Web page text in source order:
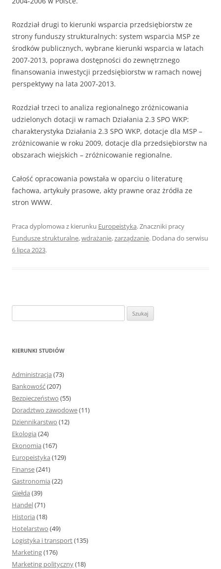
Rozdział drugi to kierunki wsparcia przedsiębiorstw ze
strony funduszy strukturalnych: system wsparcia MSP ze
środków publicznych, wybrane kierunki wsparcia w latach
2007-2013, poprawa dostępności do zewnętrznego
finansowania inwestycji przedsiębiorstw w ramach nowej
perspektywy na lata 2007-2013.
Rozdział trzeci to analiza regionalnego zróżnicowania
udzielonych dotacji w ramach Działania 2.3 SPO WKP:
charakterystyka Działania 2.3 SPO WKP, dotacje dla MSP –
zróżnicowanie w roku 2009, dotacje dla przedsiębiorstw na
obszarach wiejskich – zróżnicowanie regionalne.
Całość opracowania powstała w oparciu o literaturę
fachowa, artykuły prasowe, akty prawne oraz żródła ze
stron WWW.
Praca dyplomowa z kierunku Europeistyka. Znaczniki pracy
Fundusze strukturalne,wdrażanie,zarządzanie. Dodana do serwisu
6 lipca 2023.
z
KIERUNKI STUDIÓW
Administracja (73)
Bankowość(207)
Bezpieczeństwo (55)
Doradztwo zawodowe(11)
Dziennikarstwo (12)
Ekologia (24)
Ekonomia (167)
Europeistyka (129)
Finanse(241)
Gastronomia (22)
Giełda (39)
Handel(71)
Historia (18)
Hotelarstwo (49)
Logistyka i transport(135)
Marketing(176)
Marketing polityczny(18)